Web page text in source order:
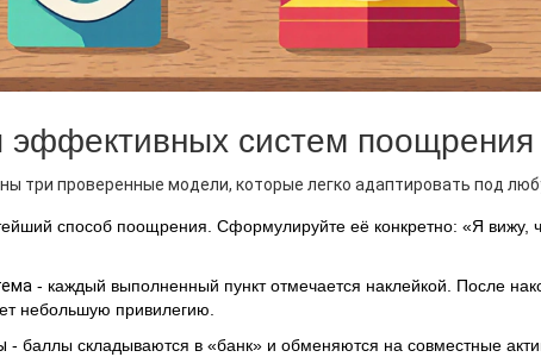
систем поощрения
три проверенные модели, которые легко адаптировать под
способ поощрения. Сформулируйте её конкретно: «Я вижу,
- каждый выполненный пункт отмечается наклейкой. После
небольшую привилегию.
- баллы складываются в «банк» и обменяются на совместные